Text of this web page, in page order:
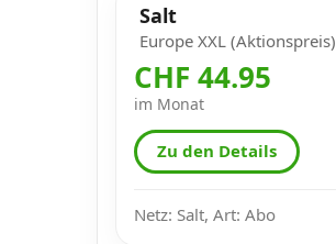
Salt
Europe XXL (Aktionspreis)
CHF 44.95
im Monat
Zu den Details
Netz: Salt, Art: Abo